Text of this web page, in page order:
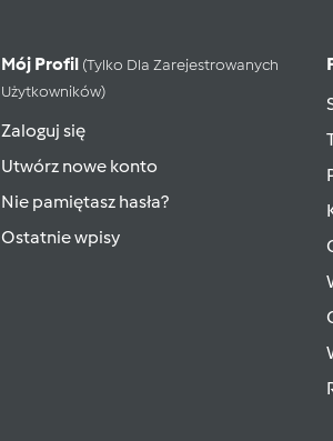
Mój Profil (tylko Dla Zarejestrowanych
Użytkowników)
Zaloguj się
Utwórz nowe konto
Nie pamiętasz hasła?
Ostatnie wpisy